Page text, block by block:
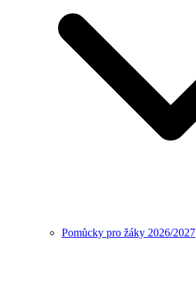
Pomůcky pro žáky 2026/2027